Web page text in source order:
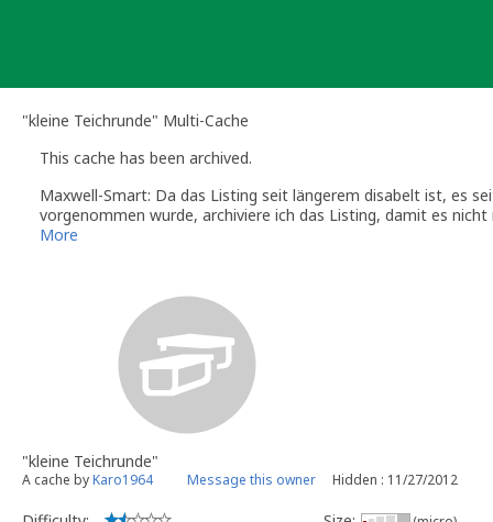
"kleine Teichrunde" Multi-Cache
This cache has been archived.
Maxwell-Smart: Da das Listing seit längerem disabelt ist, es
vorgenommen wurde, archiviere ich das Listing, damit es
Wenn Du an dieser Stelle wieder einen Cache platzieren
Volunteer Reviewer Geocaching.com Deutschland
More
"kleine Teichrunde"
A cache byKaro1964 Message this owner Hidden : 11/27/2012